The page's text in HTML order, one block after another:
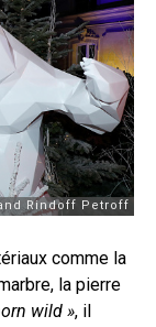
comme la
la pierre
wild », il